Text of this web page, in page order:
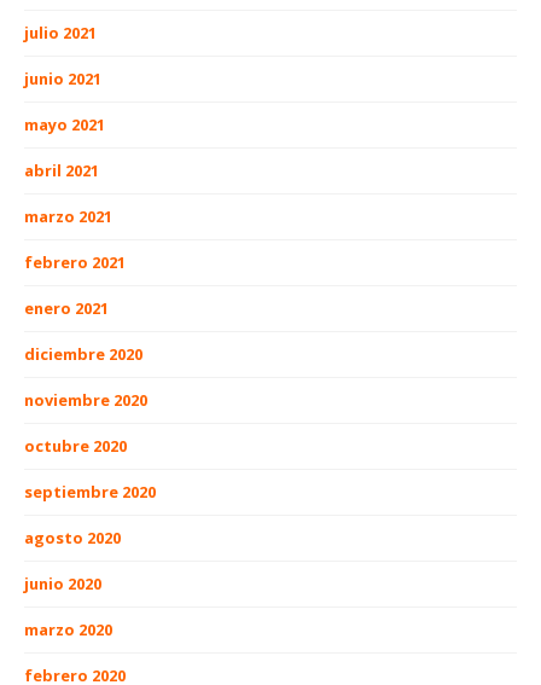
julio 2021
junio 2021
mayo 2021
abril 2021
marzo 2021
febrero 2021
enero 2021
diciembre 2020
noviembre 2020
octubre 2020
septiembre 2020
agosto 2020
junio 2020
marzo 2020
febrero 2020